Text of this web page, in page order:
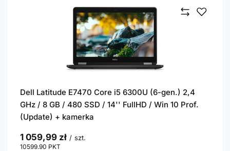
Dell Latitude E7470 Core i5 6300U (6-gen.) 2,4
GHz / 8 GB / 480 SSD / 14'' FullHD / Win 10 Prof.
(Update) + kamerka
1 059,99 zł / szt.
10599.90 PKT